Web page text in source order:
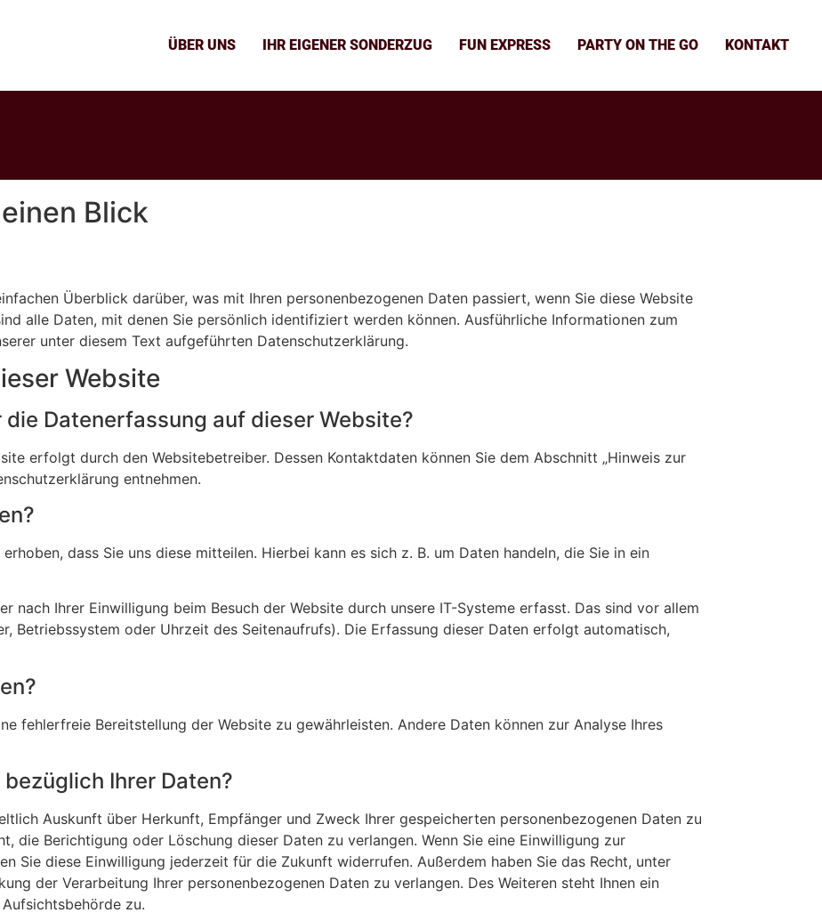
ÜBER UNS IHR EIGENER SONDERZUG FUN EXPRESS PARTY ON THE GO KONTAKT
Blick
Überblick darüber, was mit Ihren personenbezogenen Daten passiert, wenn Sie diese Website
alle Daten, mit denen Sie persönlich identifiziert werden können. Ausführliche Informationen zum
unter diesem Text aufgeführten Datenschutzerklärung.
Website
Datenerfassung auf dieser Website?
erfolgt durch den Websitebetreiber. Dessen Kontaktdaten können Sie dem Abschnitt „Hinweis zur
entnehmen.
dass Sie uns diese mitteilen. Hierbei kann es sich z. B. um Daten handeln, die Sie in ein
nach Ihrer Einwilligung beim Besuch der Website durch unsere IT-Systeme erfasst. Das sind vor allem
Betriebssystem oder Uhrzeit des Seitenaufrufs). Die Erfassung dieser Daten erfolgt automatisch,
fehlerfreie Bereitstellung der Website zu gewährleisten. Andere Daten können zur Analyse Ihres
Ihrer Daten?
Auskunft über Herkunft, Empfänger und Zweck Ihrer gespeicherten personenbezogenen Daten zu
die Berichtigung oder Löschung dieser Daten zu verlangen. Wenn Sie eine Einwilligung zur
Sie diese Einwilligung jederzeit für die Zukunft widerrufen. Außerdem haben Sie das Recht, unter
der Verarbeitung Ihrer personenbezogenen Daten zu verlangen. Des Weiteren steht Ihnen ein
zu.